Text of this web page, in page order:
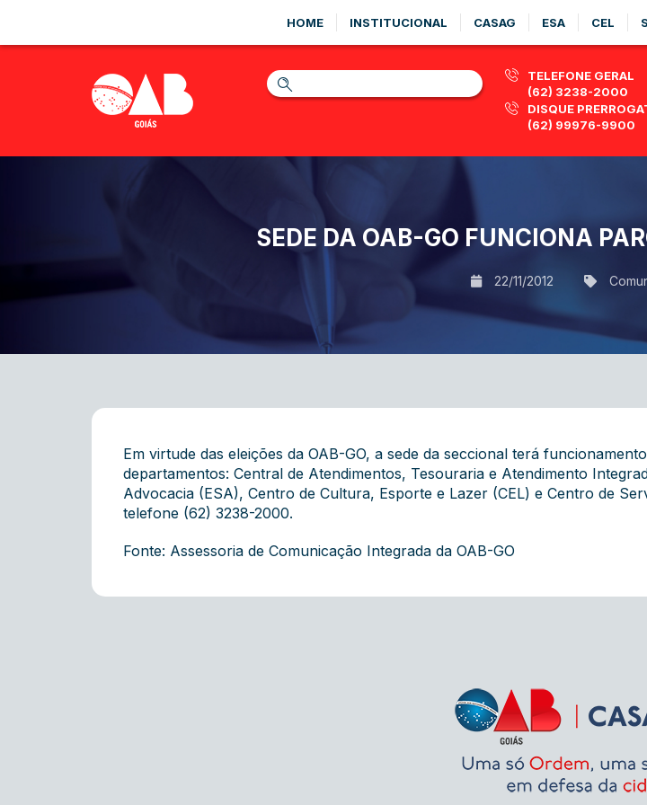
HOME INSTITUCIONAL CASAG ESA CEL
TELEFONE GERAL
(62) 3238-2000
DISQUE
(62) 99976-9900
SEDE DA OAB-GO FUNCIONA
22/11/2012
Em virtude das eleições da OAB-GO, a sede da seccional terá
departamentos: Central de Atendimentos, Tesouraria e Atendimento
Advocacia (ESA), Centro de Cultura, Esporte e Lazer (CEL) e Centro de
telefone (62) 3238-2000.
Fonte: Assessoria de Comunicação Integrada da OAB-GO